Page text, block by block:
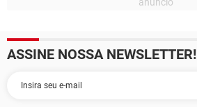
ASSINE NOSSA NEWSLETTER!